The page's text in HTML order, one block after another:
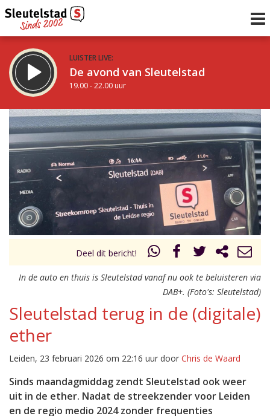
LUISTER LIVE:
De avond van Sleutelstad
19.00 - 22.00 uur
STRAKS:
Radio Gemiva
22.00 - 23.00 uur
Vorig uur
uur 1 van 0 Volgend uur
Deel dit bericht!
In de auto en thuis is Sleutelstad vanaf nu ook te beluisteren via
DAB+. (Foto's: Sleutelstad)
Sleutelstad terug in de (digitale)
ether
Leiden, 23 februari 2026 om 22:16 uur door Chris de Waard
Sinds maandagmiddag zendt Sleutelstad ook weer
uit in de ether. Nadat de streekzender voor Leiden
en de regio medio 2024 zonder frequenties